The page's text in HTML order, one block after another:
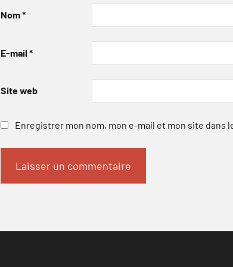
Nom*
E-mail *
Site web
Enregistrer mon nom, mon e-mail et mon site dans